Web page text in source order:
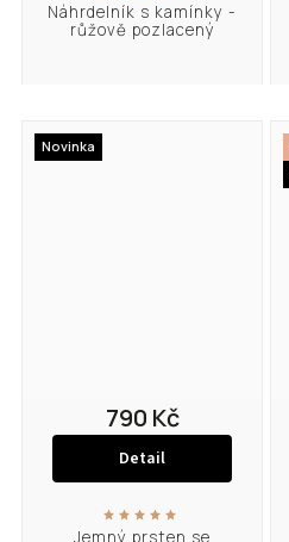
Náhrdelník s kamínky -
růžově pozlacený
Novinka
Jemný prsten se
790 Kč
Detail